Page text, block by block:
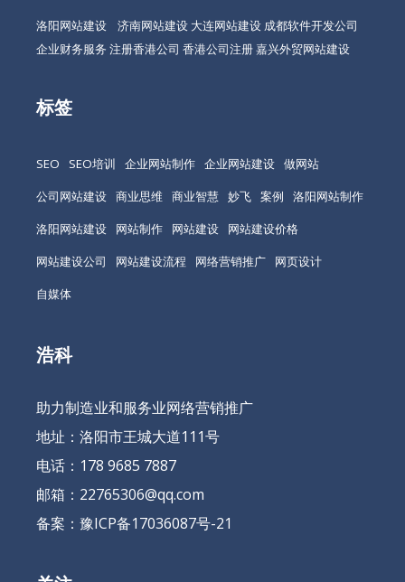
洛阳网站建设 济南网站建设 大连网站建设 成都软件开发公司
企业财务服务 注册香港公司 香港公司注册嘉兴外贸网站建设
标签
SEO SEO培训 企业网站制作 企业网站建设 做网站
公司网站建设 商业思维 商业智慧 妙飞 案例
洛阳网站制作
洛阳网站建设
网站制作 网站建设
网站建设价格
网站建设公司
网站建设流程 网络营销推广
网页设计
自媒体
浩科
助力制造业和服务业网络营销推广
地址：洛阳市王城大道111号
电话：178 9685 7887
邮箱：22765306@qq.com
备案： 豫ICP备17036087号-21